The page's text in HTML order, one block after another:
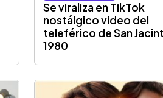
Se viraliza en TikTok
nostálgico video del
teleférico de San
1980